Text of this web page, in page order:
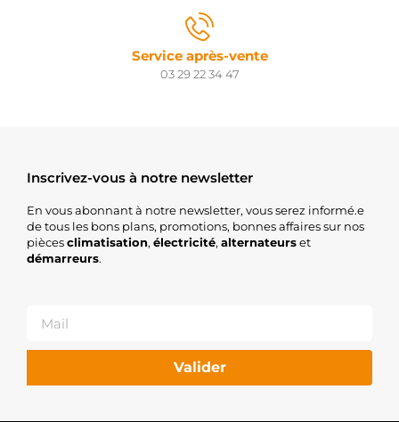
Service après-vente
03 29 22 34 47
Inscrivez-vous à notre newsletter
En vous abonnant à notre newsletter, vous serez informé.e
de tous les bons plans, promotions, bonnes affaires sur nos
piècesclimatisation, électricité, alternateurset
démarreurs.
Valider